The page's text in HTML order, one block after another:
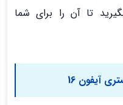
تا آن را برای شما
آیفون 16